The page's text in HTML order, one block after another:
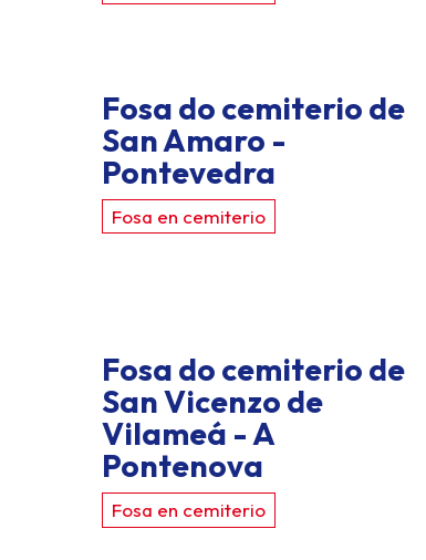
Fosa do cemiterio de
San Amaro -
Pontevedra
Fosa en cemiterio
Fosa do cemiterio de
San Vicenzo de
Vilameá - A
Pontenova
Fosa en cemiterio